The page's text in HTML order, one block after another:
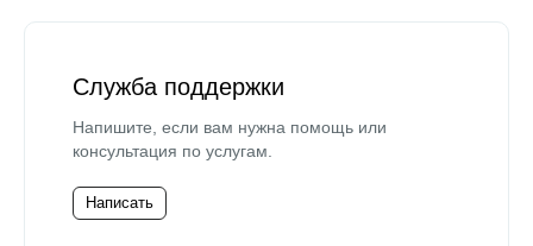
Служба поддержки
Напишите, если вам нужна помощь или
консультация по услугам.
Написать